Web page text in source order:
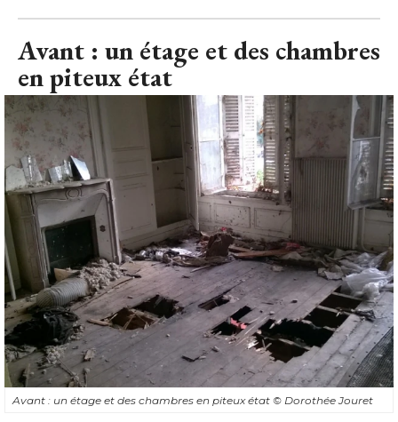
Avant : un étage et des chambres en piteux état© Dorothée Jouret
L'étage était à l'image du reste de la maison :
extrêmement délabré. Planchers éventrés, fenêtres
cassées, les chambres portaient également la marque de